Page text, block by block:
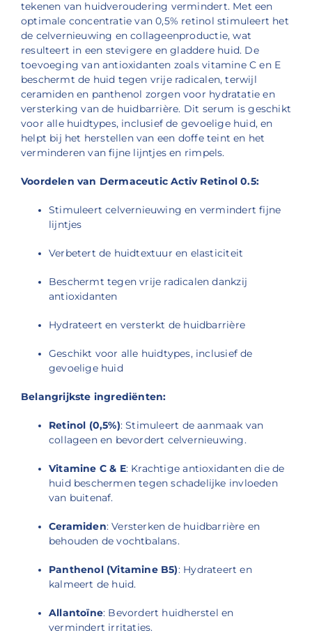
tekenen van huidveroudering vermindert. Met een
optimale concentratie van 0,5% retinol stimuleert het
de celvernieuwing en collageenproductie, wat
resulteert in een stevigere en gladdere huid. De
toevoeging van antioxidanten zoals vitamine C en E
beschermt de huid tegen vrije radicalen, terwijl
ceramiden en panthenol zorgen voor hydratatie en
versterking van de huidbarrière. Dit serum is geschikt
voor alle huidtypes, inclusief de gevoelige huid, en
helpt bij het herstellen van een doffe teint en het
verminderen van fijne lijntjes en rimpels.
Voordelen van Dermaceutic Activ Retinol 0.5:
Stimuleert celvernieuwing en vermindert fijne
lijntjes
Verbetert de huidtextuur en elasticiteit
Beschermt tegen vrije radicalen dankzij
antioxidanten
Hydrateert en versterkt de huidbarrière
Geschikt voor alle huidtypes, inclusief de
gevoelige huid
Belangrijkste ingrediënten:
Retinol (0,5%):Stimuleert de aanmaak van
collageen en bevordert celvernieuwing.
Vitamine C & E: Krachtige antioxidanten die de
huid beschermen tegen schadelijke invloeden
van buitenaf.
Ceramiden:Versterken de huidbarrière en
behouden de vochtbalans.
Panthenol (Vitamine B5): Hydrateert en
kalmeert de huid.
Allantoïne: Bevordert huidherstel en
vermindert irritaties.